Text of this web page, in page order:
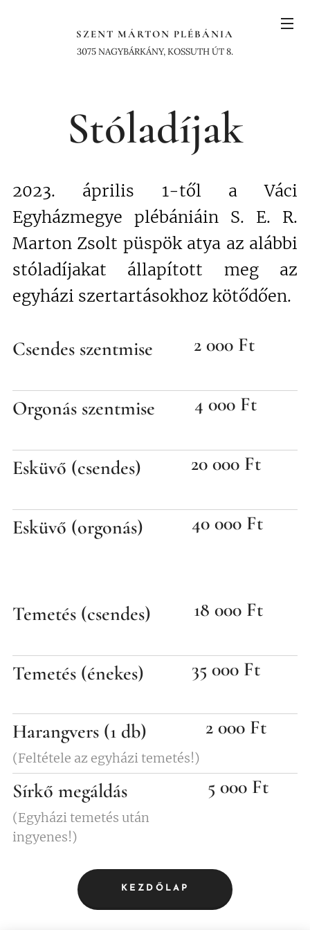
SZENT MÁRTON PLÉBÁNIA
3075 NAGYBÁRKÁNY, KOSSUTH ÚT 8.
Stóladíjak
2023. április 1-től a Váci
Egyházmegye plébániáin S. E. R.
Marton Zsolt püspök atya az alábbi
stóladíjakat állapított meg az
egyházi szertartásokhoz kötődően.
Csendes szentmise 2 000 Ft
Orgonás szentmise 4 000 Ft
Esküvő (csendes) 20 000 Ft
Esküvő (orgonás) 40 000 Ft
Temetés (csendes) 18 000 Ft
Temetés (énekes) 35 000 Ft
Harangvers (1 db)
(Feltétele az egyházi temetés!)
2 000 Ft
Sírkő megáldás
(Egyházi temetés után
ingyenes!)
5 000 Ft
KEZDŐLAP